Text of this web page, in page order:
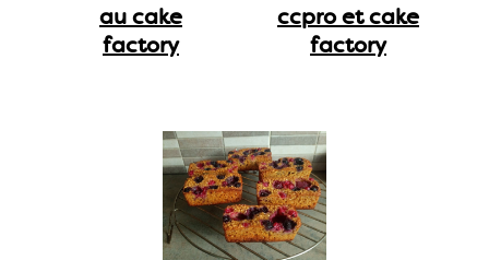
au cake
factory
ccpro et cake
factory